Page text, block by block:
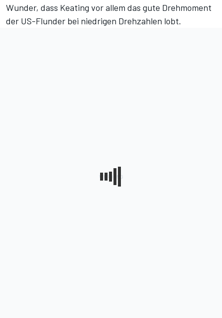
Wunder, dass Keating vor allem das gute Drehmoment
der US-Flunder bei niedrigen Drehzahlen lobt.